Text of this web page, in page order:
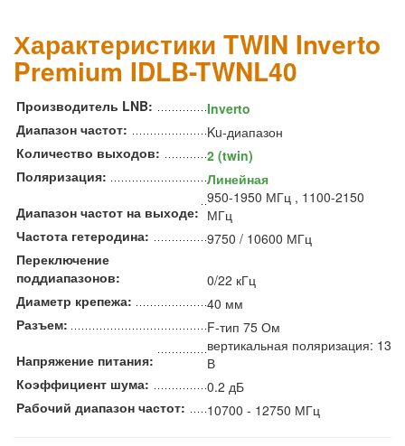
Характеристики TWIN Inverto
Premium IDLB-TWNL40
Производитель LNB:
Inverto
Диапазон частот:
Ku-диапазон
Количество выходов:
2 (twin)
Поляризация:
Линейная
Диапазон частот на выходе:
950-1950 МГц , 1100-2150
МГц
Частота гетеродина:
9750 / 10600 МГц
Переключение
поддиапазонов:
0/22 кГц
Диаметр крепежа:
40 мм
Разъем:
F-тип 75 Ом
Напряжение питания:
вертикальная поляризация: 13
В
Коэффициент шума:
0.2 дБ
Рабочий диапазон частот:
10700 - 12750 МГц